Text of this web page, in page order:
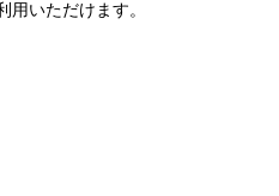
いただけます。